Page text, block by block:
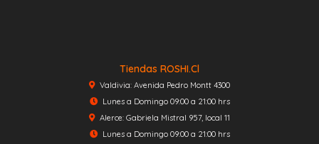
Tiendas ROSHI.cl
Valdivia: Avenida Pedro Montt 4300
Lunes a Domingo 09:00 a 21:00 hrs
Alerce: Gabriela Mistral 957, local 11
Lunes a Domingo 09:00 a 21:00 hrs